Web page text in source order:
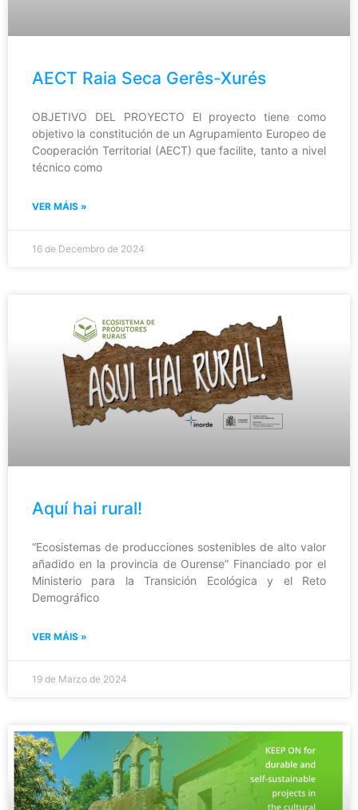
AECT Raia Seca Gerês-Xurés
OBJETIVO DEL PROYECTO El proyecto tiene como
objetivo la constitución de un Agrupamiento Europeo de
Cooperación Territorial (AECT) que facilite, tanto a nivel
técnico como
VER MÁIS »
16 de Decembro de 2024
Aquí hai rural!
“Ecosistemas de producciones sostenibles de alto valor
añadido en la provincia de Ourense” Financiado por el
Ministerio para la Transición Ecológica y el Reto
Demográfico
VER MÁIS »
19 de Marzo de 2024